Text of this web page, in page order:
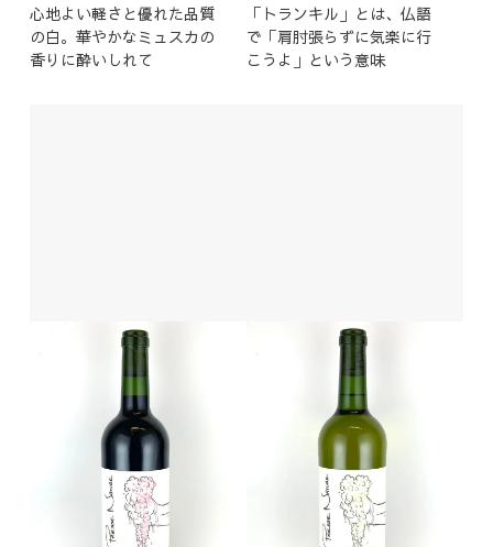
心地よい軽さと優れた品質
の白。華やかなミュスカの
香りに酔いしれて
「トランキル」とは、仏語
で「肩肘張らずに気楽に行
こうよ」という意味